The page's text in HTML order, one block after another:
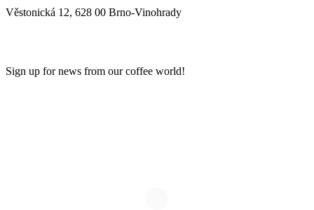
Věstonická 12, 628 00 Brno-Vinohrady
Sign up for news from our coffee world!